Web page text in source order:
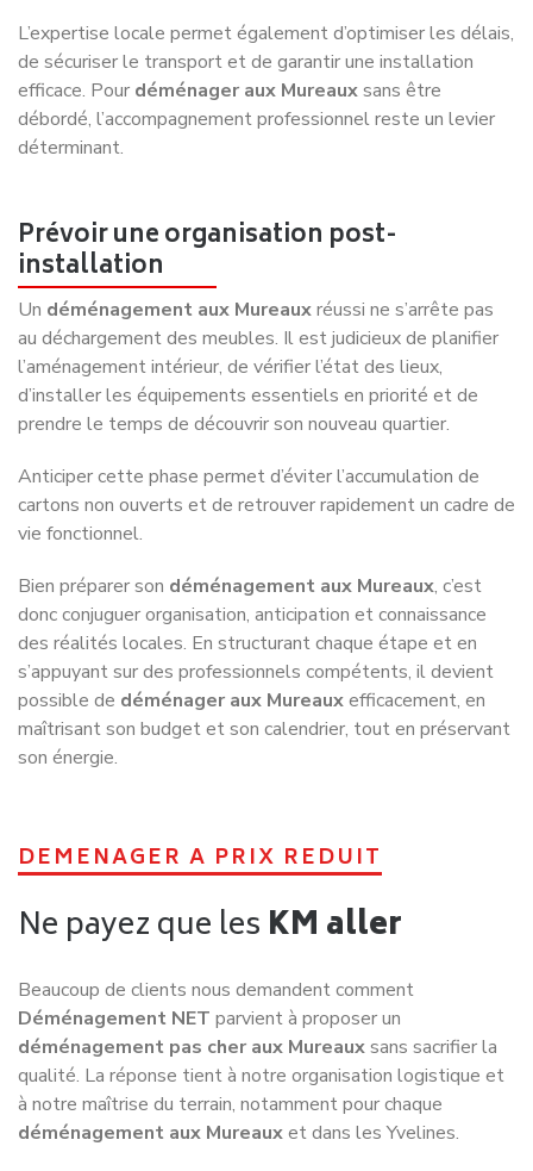
L’expertise locale permet également d’optimiser les délais,
de sécuriser le transport et de garantir une installation
efficace. Pour déménager aux Mureauxsans être
débordé, l’accompagnement professionnel reste un levier
déterminant.
Prévoir une organisation post-
installation
Un déménagement aux Mureauxréussi ne s’arrête pas
au déchargement des meubles. Il est judicieux de planifier
l’aménagement intérieur, de vérifier l’état des lieux,
d’installer les équipements essentiels en priorité et de
prendre le temps de découvrir son nouveau quartier.
Anticiper cette phase permet d’éviter l’accumulation de
cartons non ouverts et de retrouver rapidement un cadre de
vie fonctionnel.
Bien préparer son déménagement aux Mureaux, c’est
donc conjuguer organisation, anticipation et connaissance
des réalités locales. En structurant chaque étape et en
s’appuyant sur des professionnels compétents, il devient
possible de déménager aux Mureauxefficacement, en
maîtrisant son budget et son calendrier, tout en préservant
son énergie.
DEMENAGER A PRIX REDUIT
Ne payez que les KM aller
Beaucoup de clients nous demandent comment
Déménagement NET parvient à proposer un
déménagement pas cher aux Mureauxsans sacrifier la
qualité. La réponse tient à notre organisation logistique et
à notre maîtrise du terrain, notamment pour chaque
déménagement aux Mureauxet dans les Yvelines.